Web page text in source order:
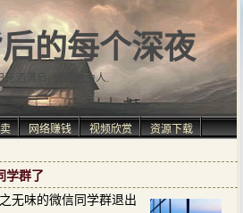
的每个深夜
光洒满肩, 仿佛自由人.
网络赚钱 视频欣赏
资源下载
学群了
味的微信同学群退出